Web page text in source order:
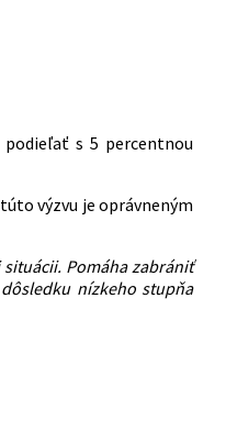
s 5 percentnou
výzvu je oprávneným
Pomáha zabrániť
nízkeho stupňa